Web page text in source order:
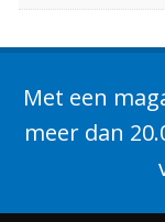
Met een
meer dan